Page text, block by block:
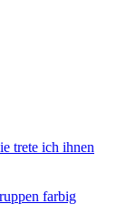
trete ich ihnen
farbig